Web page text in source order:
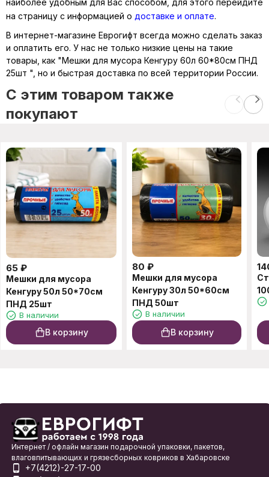
наиболее удобным для Вас способом, для этого перейдите
на страницу с информацией о доставке и оплате.
В интернет-магазине Еврогифт всегда можно сделать заказ
и оплатить его. У нас не только низкие цены на такие
товары, как "Мешки для мусора Кенгуру 60л 60*80см ПНД
25шт ", но и быстрая доставка по всей территории России.
C этим товаром также
покупают
65 ₽
Мешки для мусора
Кенгуру 50л 50*70см
ПНД 25шт
В наличии
В корзину
80 ₽
Мешки для мусора
Кенгуру 30л 50*60см
ПНД 50шт
В наличии
В корзину
Интернет / офлайн магазин подарочной упаковки, пакетов,
влаговпитывающих и грязесборных ковриков в Хабаровске
+7(4212)-27-17-00